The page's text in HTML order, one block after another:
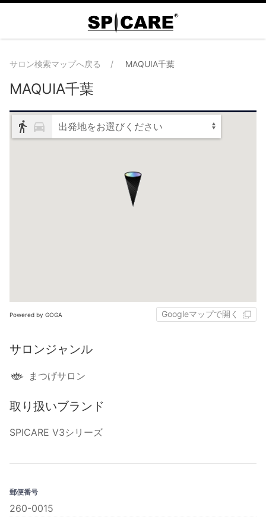
サロン検索マップへ戻る MAQUIA千葉
MAQUIA千葉
出発地をお選びください
Powered by GOGA Googleマップで開く
サロンジャンル
まつげサロン
取り扱いブランド
SPICARE V3シリーズ
郵便番号
260-0015